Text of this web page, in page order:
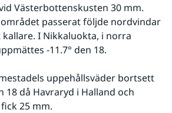
Västerbottenskusten 30 mm.
passerat följde nordvindar
I Nikkaluokta, i norra
-11.7° den 18.
uppehållsväder bortsett
18 då Havraryd i Halland och
25 mm.